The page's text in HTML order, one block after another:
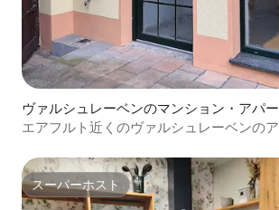
ヴァルシュレーベンのマンション・アパ
エアフルト近くのヴァルシュレーベンの
スーパーホスト
スーパーホスト